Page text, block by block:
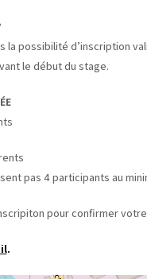
possibilité d’inscription
le début du stage.
pas 4 participants au
confirmer votre
.